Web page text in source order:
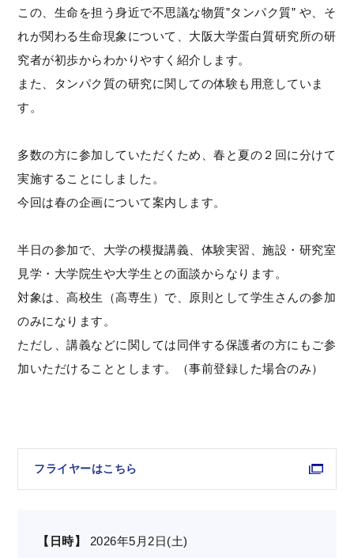
この、生命を担う身近で不思議な物質”タンパク質” や、そ
れが関わる生命現象について、大阪大学蛋白質研究所の研
究者が初歩からわかりやすく紹介します。
また、タンパク質の研究に関しての体験も用意していま
す。
多数の方に参加していただくため、春と夏の２回に分けて
実施することにしました。
今回は春の企画について案内します。
半日の参加で、大学の模擬講義、体験実習、施設・研究室
見学・大学院生や大学生との面談からなります。
対象は、高校生（高専生）で、原則として学生さんの参加
のみになります。
ただし、講義などに関しては同伴する保護者の方にもご参
加いただけることとします。（事前登録した場合のみ）
フライヤーはこちら
【日時】
2026年5月2日(土)